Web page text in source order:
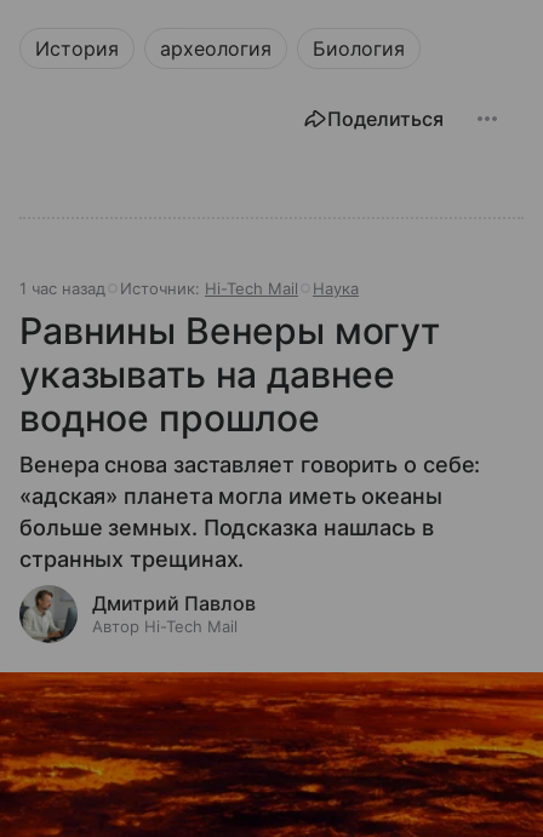
История археология Биология
Поделиться
1 час назад Источник: Hi-Tech Mail Наука
Равнины Венеры могут
указывать на давнее
водное прошлое
Венера снова заставляет говорить о себе:
«адская» планета могла иметь океаны
больше земных. Подсказка нашлась в
странных трещинах.
Дмитрий Павлов
Автор Hi-Tech Mail